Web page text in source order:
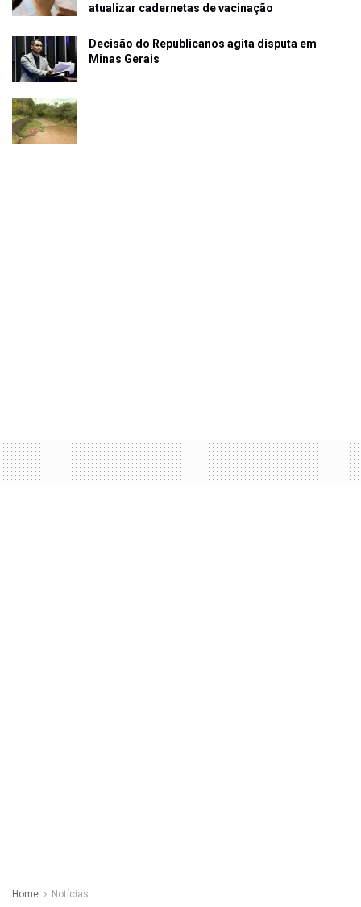
atualizar cadernetas de vacinação
Decisão do Republicanos agita disputa em
Minas Gerais
Home Notícias